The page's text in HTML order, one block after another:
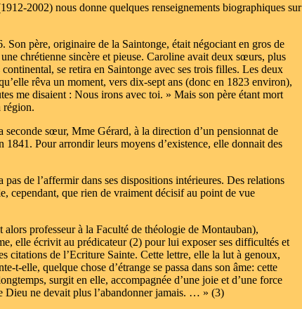
2002) nous donne quelques renseignements biographiques sur
père, originaire de la Saintonge, était négociant en gros de
chrétienne sincère et pieuse. Caroline avait deux sœurs, plus
se retira en Saintonge avec ses trois filles. Les deux
rêva un moment, vers dix-sept ans (donc en 1823 environ),
me disaient : Nous irons avec toi. » Mais son père étant mort
région.
sœur, Mme Gérard, à la direction d’un pensionnat de
Pour arrondir leurs moyens d’existence, elle donnait des
de l’affermir dans ses dispositions intérieures. Des relations
cependant, que rien de vraiment décisif au point de vue
alors professeur à la Faculté de théologie de Montauban),
elle écrivit au prédicateur (2) pour lui exposer ses difficultés et
citations de l’Ecriture Sainte. Cette lettre, elle la lut à genoux,
t-elle, quelque chose d’étrange se passa dans son âme: cette
surgit en elle, accompagnée d’une joie et d’une force
Dieu ne devait plus l’abandonner jamais. … » (3)